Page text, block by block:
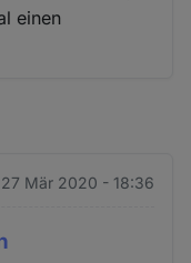
einen
27 Mär 2020 - 18:36